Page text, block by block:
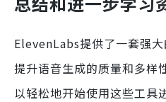
ElevenLabs提供了一套强
提升语音生成的质量和多样
以轻松地开始使用这些工具